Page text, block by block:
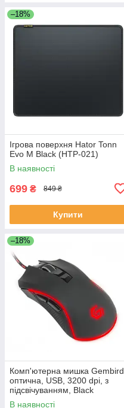
–18%
Ігрова поверхня Hator Tonn
Evo M Black (HTP-021)
В наявності
699 ₴ 849 ₴
Купити
–18%
Комп'ютерна мишка Gembird,
оптична, USB, 3200 dpi, з
підсвічуванням, Black
В наявності